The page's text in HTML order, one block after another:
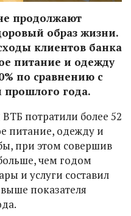
продолжают
образ жизни.
клиентов банка
питание и одежду
по сравнению с
года.
потратили более 52
питание, одежду и
при этом совершив
чем годом
и услуги составил
показателя